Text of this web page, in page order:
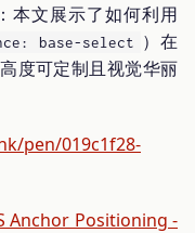
：本文展示了如何利用
base-select
）在
度可定制且视觉华丽
pen/019c1f28-
Anchor Positioning -